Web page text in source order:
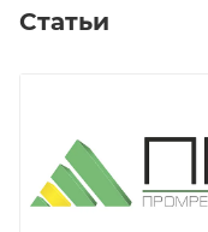
Статьи